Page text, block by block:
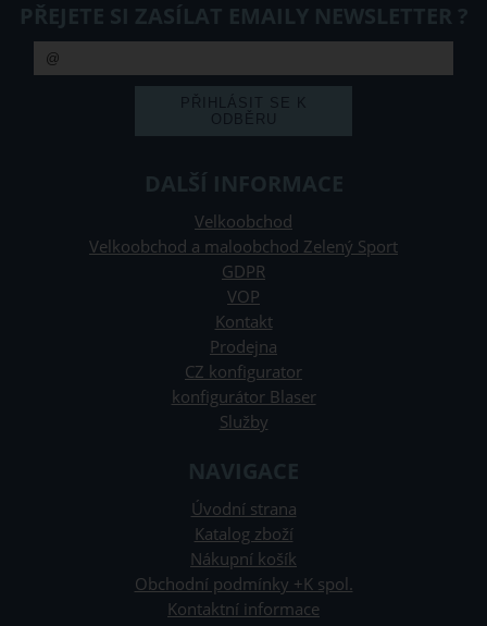
PŘEJETE SI ZASÍLAT EMAILY NEWSLETTER ?
DALŠÍ INFORMACE
Velkoobchod
Velkoobchod a maloobchod Zelený Sport
GDPR
VOP
Kontakt
Prodejna
CZ konfigurator
konfigurátor Blaser
Služby
NAVIGACE
Úvodní strana
Katalog zboží
Nákupní košík
Obchodní podmínky +K spol.
Kontaktní informace